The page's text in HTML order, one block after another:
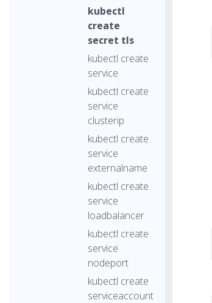
kubectl
create
secret tls
kubectl create
service
kubectl create
service
clusterip
kubectl create
service
externalname
kubectl create
service
loadbalancer
kubectl create
service
nodeport
kubectl create
serviceaccount